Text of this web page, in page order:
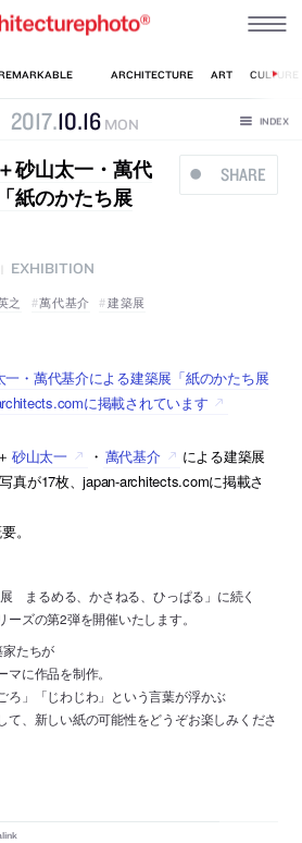
2017.10.16 MON
SHARE
砂山太一・萬代
紙のかたち展
EXHIBITION
之 萬代基介 建築展
・萬代基介による建築展「紙のかたち展
に掲載されています
＋ 砂山太一 ・ 萬代基介
による建築展
真が17枚、japan-architects.comに掲載さ
。
まるめる、かさねる、ひっぱる」に続く
ーズの第2弾を開催いたします。
たちが
マに作品を制作。
ろ」「じわじわ」という言葉が浮かぶ
て、新しい紙の可能性をどうぞお楽しみくださ